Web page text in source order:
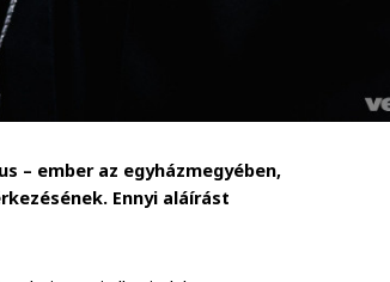
– ember az egyházmegyében,
Ennyi aláírást